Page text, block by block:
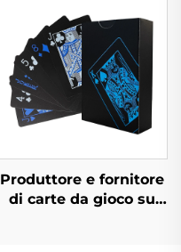
foto copertina rigida
con bordi dorati
Produttore e fornitore
di carte da gioco su